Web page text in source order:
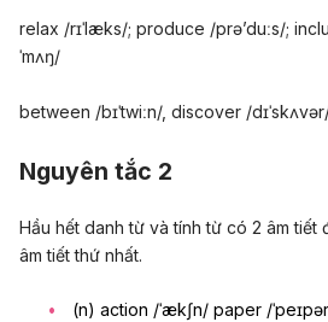
relax /rɪˈlæks/; produce /prə’duːs/;
ˈmʌŋ/
between /bɪˈtwiːn/, discover /
Nguyên tắc 2
Hầu hết danh từ và tính từ có 2 âm tiết
âm tiết thứ nhất.
(n) action /ˈækʃn/ paper /